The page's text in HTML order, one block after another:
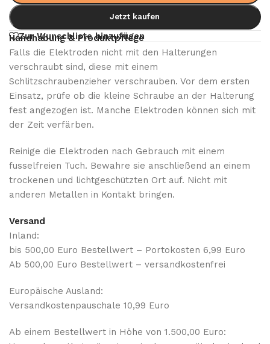
Jetzt kaufen
Zur Wunschliste hinzufügen
Handhabung & Produktpflege
Falls die Elektroden nicht mit den Halterungen
verschraubt sind, diese mit einem
Schlitzschraubenzieher verschrauben. Vor dem ersten
Einsatz, prüfe ob die kleine Schraube an der Halterung
fest angezogen ist. Manche Elektroden können sich mit
der Zeit verfärben.
Reinige die Elektroden nach Gebrauch mit einem
fusselfreien Tuch. Bewahre sie anschließend an einem
trockenen und lichtgeschützten Ort auf. Nicht mit
anderen Metallen in Kontakt bringen.
Versand
Inland:
bis 500,00 Euro Bestellwert – Portokosten 6,99 Euro
Ab 500,00 Euro Bestellwert – versandkostenfrei
Europäische Ausland:
Versandkostenpauschale 10,99 Euro
Ab einem Bestellwert in Höhe von 1.500,00 Euro: